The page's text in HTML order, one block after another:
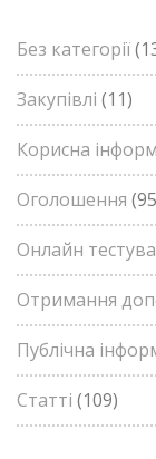
Без категорії
Закупівлі (11)
Корисна
Оголошення
Онлайн
Отримання
Публічна
Статті (109)